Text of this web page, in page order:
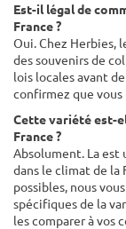
Est-il légal de
France ?
Oui. Chez Herbies,
des souvenirs de
lois locales avant
confirmez que
Cette variété est-
France ?
Absolument. La
dans le climat de la
possibles, nous
spécifiques de la
les comparer à vos